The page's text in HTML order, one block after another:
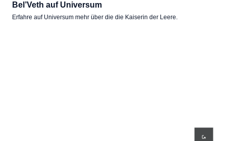
Bel’Veth auf Universum
Erfahre auf Universum mehr über die die Kaiserin der Leere.